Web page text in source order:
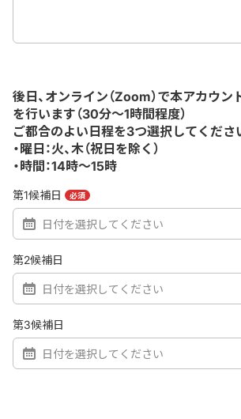
後日、オンライン（Zoom）で本アカウ
を行います（30分～1時間程度）
ご都合のよい日程を3つ選択してくださ
・曜日：火、木（祝日を除く）
・時間：14時～15時
第1候補日 必須
第2候補日
第3候補日